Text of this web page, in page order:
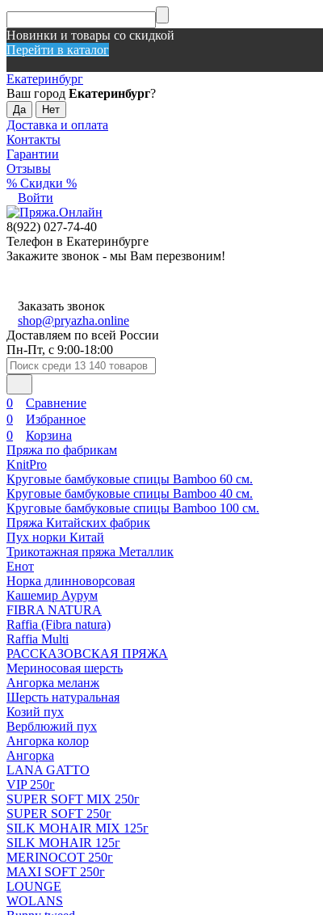
Новинки и товары со скидкой
Перейти в каталог
Екатеринбург
Ваш город Екатеринбург?
Доставка и оплата
Контакты
Гарантии
Отзывы
% Скидки %
Войти
8(922) 027-74-40
Телефон в Екатеринбурге
Закажите звонок - мы Вам перезвоним!
Заказать звонок
shop@pryazha.online
Доставляем по всей России
Пн-Пт, с 9:00-18:00
0
Сравнение
0
Избранное
0
Корзина
Пряжа по фабрикам
KnitPro
Круговые бамбуковые спицы Bamboo 60 см.
Круговые бамбуковые спицы Bamboo 40 см.
Круговые бамбуковые спицы Bamboo 100 см.
Пряжа Китайских фабрик
Пух норки Китай
Трикотажная пряжа Металлик
Енот
Норка длинноворсовая
Кашемир Аурум
FIBRA NATURA
Raffia (Fibra natura)
Raffia Multi
РАССКАЗОВСКАЯ ПРЯЖА
Мериносовая шерсть
Ангорка меланж
Шерсть натуральная
Козий пух
Верблюжий пух
Ангорка колор
Ангорка
LANA GATTO
VIP 250г
SUPER SOFT MIX 250г
SUPER SOFT 250г
SILK MOHAIR MIX 125г
SILK MOHAIR 125г
MERINOCOT 250г
MAXI SOFT 250г
LOUNGE
WOLANS